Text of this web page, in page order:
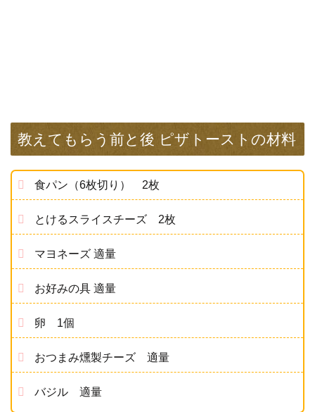
教えてもらう前と後 ピザトーストの材料
食パン（6枚切り） 2枚
とけるスライスチーズ 2枚
マヨネーズ 適量
お好みの具 適量
卵 1個
おつまみ燻製チーズ 適量
バジル 適量